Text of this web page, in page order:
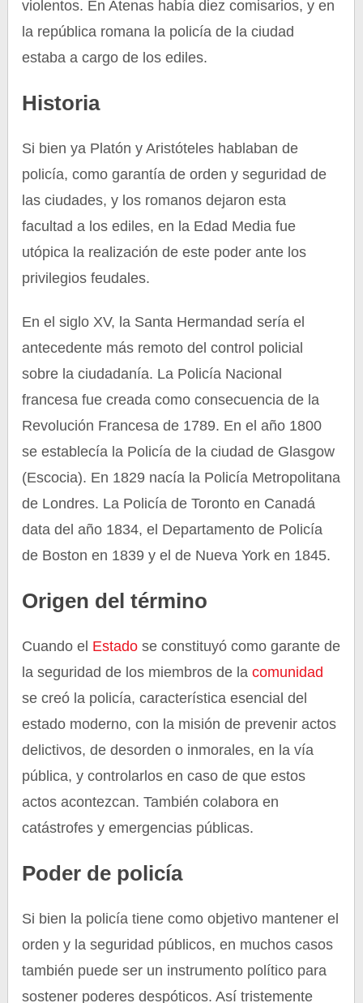
violentos. En Atenas había diez comisarios, y en
la república romana la policía de la ciudad
estaba a cargo de los ediles.
Historia
Si bien ya Platón y Aristóteles hablaban de
policía, como garantía de orden y seguridad de
las ciudades, y los romanos dejaron esta
facultad a los ediles, en la Edad Media fue
utópica la realización de este poder ante los
privilegios feudales.
En el siglo XV, la Santa Hermandad sería el
antecedente más remoto del control policial
sobre la ciudadanía. La Policía Nacional
francesa fue creada como consecuencia de la
Revolución Francesa de 1789. En el año 1800
se establecía la Policía de la ciudad de Glasgow
(Escocia). En 1829 nacía la Policía Metropolitana
de Londres. La Policía de Toronto en Canadá
data del año 1834, el Departamento de Policía
de Boston en 1839 y el de Nueva York en 1845.
Origen del término
Cuando el Estado se constituyó como garante de
la seguridad de los miembros de la comunidad
se creó la policía, característica esencial del
estado moderno, con la misión de prevenir actos
delictivos, de desorden o inmorales, en la vía
pública, y controlarlos en caso de que estos
actos acontezcan. También colabora en
catástrofes y emergencias públicas.
Poder de policía
Si bien la policía tiene como objetivo mantener el
orden y la seguridad públicos, en muchos casos
también puede ser un instrumento político para
sostener poderes despóticos. Así tristemente